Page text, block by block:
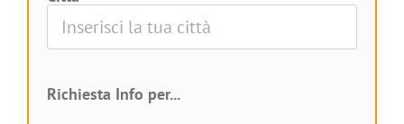
Richiesta Info per...